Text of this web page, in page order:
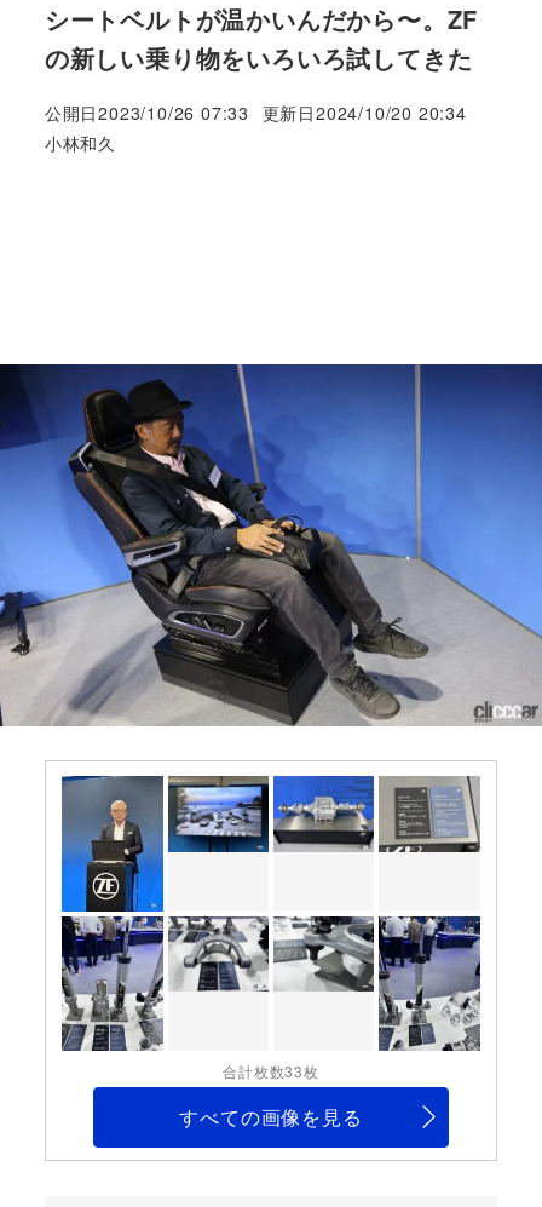
シートベルトが温かいんだから〜。ZF
の新しい乗り物をいろいろ試してきた
公開日2023/10/26 07:33 更新日2024/10/20 20:34
著
小林和久
合計枚数33枚
すべての画像を見る